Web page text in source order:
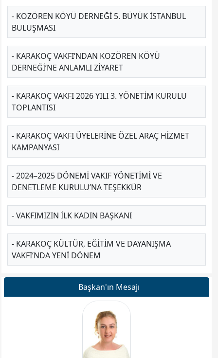
- KOZÖREN KÖYÜ DERNEĞI 5. BÜYÜK İSTANBUL
BULUŞMASI
- KARAKOÇ VAKFI’NDAN KOZÖREN KÖYÜ
DERNEĞI’NE ANLAMLI ZIYARET
- KARAKOÇ VAKFI 2026 YILI 3. YÖNETIM KURULU
TOPLANTISI
- KARAKOÇ VAKFI ÜYELERINE ÖZEL ARAÇ HIZMET
KAMPANYASI
- 2024–2025 DÖNEMİ VAKIF YÖNETİMİ VE
DENETLEME KURULU’NA TEŞEKKÜR
- VAKFIMIZIN İLK KADIN BAŞKANI
- KARAKOÇ KÜLTÜR, EĞITIM VE DAYANIŞMA
VAKFI’NDA YENI DÖNEM
Başkan'ın Mesajı